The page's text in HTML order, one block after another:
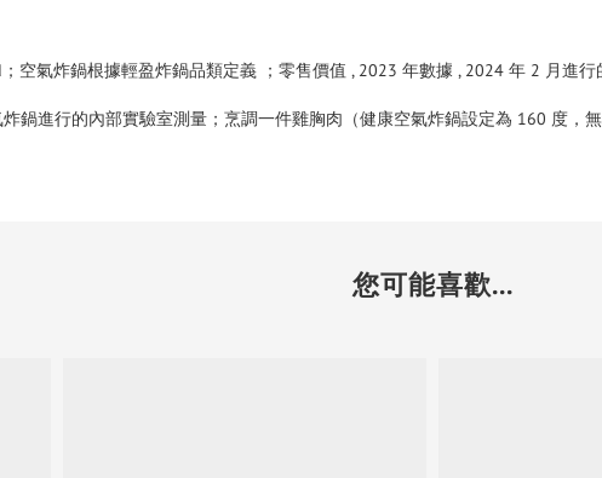
空氣炸鍋根據輕盈炸鍋品類定義 ；零售價值 , 2023 年數據 , 2024 年 2 月進行
鍋進行的內部實驗室測量；烹調一件雞胸肉（健康空氣炸鍋設定為 160 度，
您可能喜歡...